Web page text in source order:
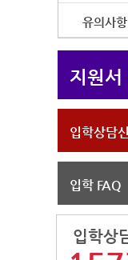
유의사항
지원서
입학상담
입학 FAQ
입학상